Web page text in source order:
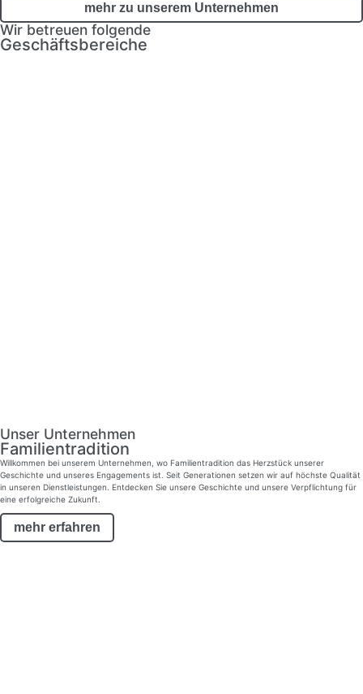
mehr zu unserem Unternehmen
Wir betreuen folgende
Geschäfts­bereiche
Unser Unternehmen
Familien­tradition
Willkommen bei unserem Unternehmen, wo Familientradition das Herzstück unserer
Geschichte und unseres Engagements ist. Seit Generationen setzen wir auf höchste Qualität
in unseren Dienstleistungen. Entdecken Sie unsere Geschichte und unsere Verpflichtung für
eine erfolgreiche Zukunft.
mehr erfahren